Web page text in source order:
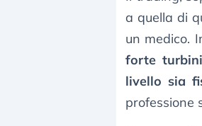
a quella di
un medico.
forte
livello sia
professione